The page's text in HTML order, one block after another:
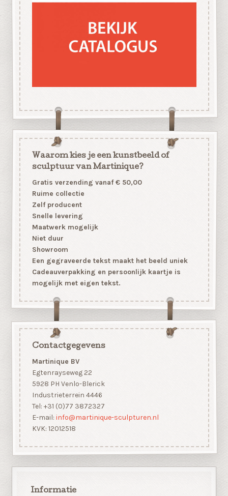
Waarom kies je een kunstbeeld of
sculptuur van Martinique?
Gratis verzending vanaf € 50,00
Ruime collectie
Zelf producent
Snelle levering
Maatwerk mogelijk
Niet duur
Showroom
Een gegraveerde tekst maakt het beeld uniek
Cadeauverpakking en persoonlijk kaartje is
mogelijk met eigen tekst.
Contactgegevens
Martinique BV
Egtenrayseweg 22
5928 PH Venlo-Blerick
Industrieterrein 4446
Tel: +31 (0)77 3872327
E-mail: info@martinique-sculpturen.nl
KVK: 12012518
Informatie